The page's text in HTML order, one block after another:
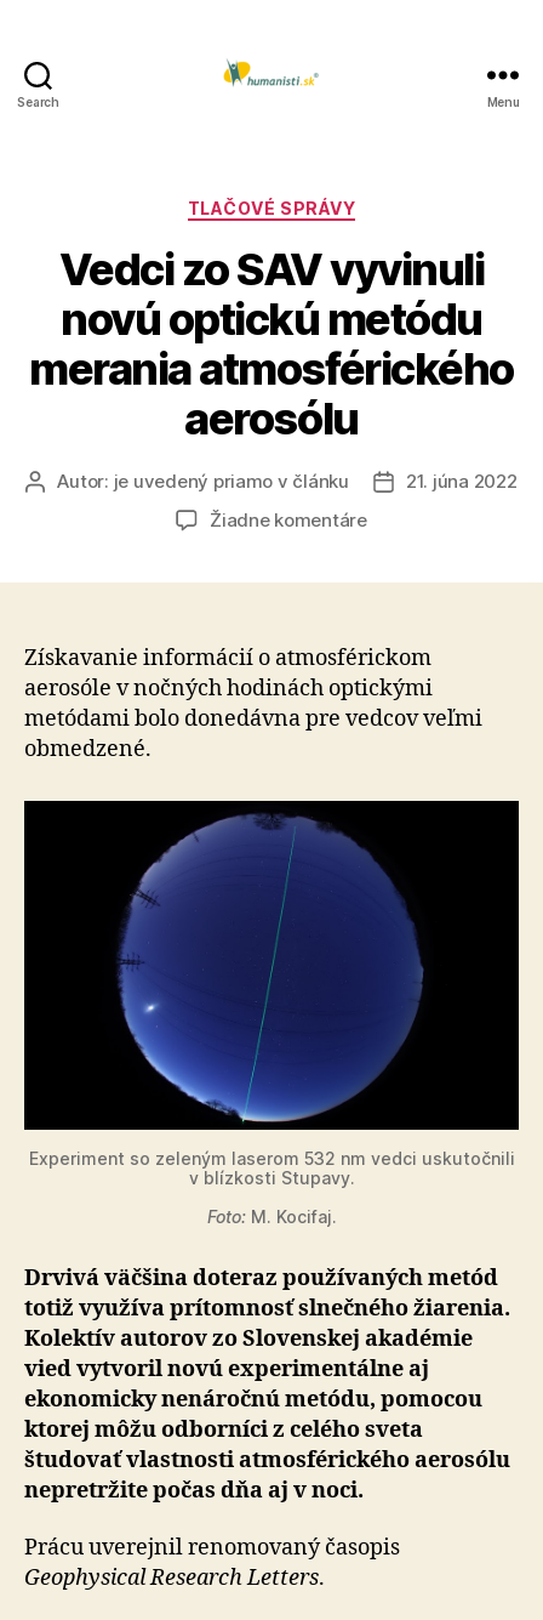
Search Menu
Kategórie
TLAČOVÉ SPRÁVY
Vedci zo SAV vyvinuli
novú optickú metódu
merania atmosférického
aerosólu
AutorAutor: je uvedený priamo v článku
Dátum
21. júna 2022
Žiadne komentárena
novú
optickú
metódu
merania
Získavanie informácií o atmosférickom
aerosóle v nočných hodinách optickými
metódami bolo donedávna pre vedcov veľmi
obmedzené.
Experiment so zeleným laserom 532 nm vedci uskutočnili
v blízkosti Stupavy.
Foto:M. Kocifaj.
Drvivá väčšina doteraz používaných metód
totiž využíva prítomnosť slnečného žiarenia.
Kolektív autorov zo Slovenskej akadémie
vied vytvoril novú experimentálne aj
ekonomicky nenáročnú metódu, pomocou
ktorej môžu odborníci z celého sveta
študovať vlastnosti atmosférického aerosólu
nepretržite počas dňa aj v noci.
Prácu uverejnil renomovaný časopis
Geophysical Research Letters.